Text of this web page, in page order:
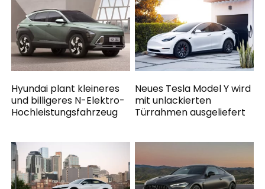
Hyundai plant kleineres
und billigeres N-Elektro-
Hochleistungsfahrzeug
Neues Tesla Model Y wird
mit unlackierten
Türrahmen ausgeliefert